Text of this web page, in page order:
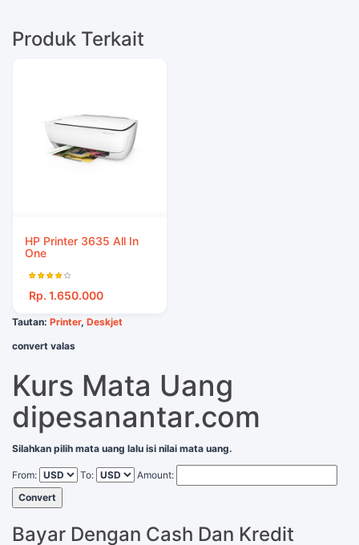
Produk Terkait
HP Printer 3635 All In
One
Rp. 1.650.000
Tautan: Printer, Deskjet
convert valas
Kurs Mata Uang
dipesanantar.com
Silahkan pilih mata uang lalu isi nilai mata uang.
From: To:
Amount:
Convert
Bayar Dengan Cash Dan Kredit